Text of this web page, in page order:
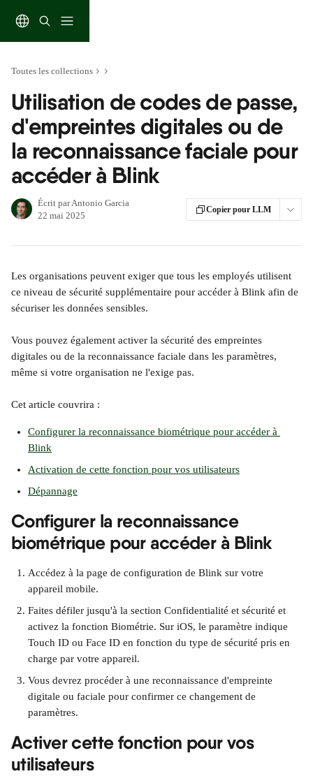
Toutes les collections
Utilisation de codes de passe,
d'empreintes digitales ou de
la reconnaissance faciale pour
accéder à Blink
Écrit parAntonio Garcia
22 mai 2025
Copier pour LLM
Les organisations peuvent exiger que tous les employés utilisent
ce niveau de sécurité supplémentaire pour accéder à Blink afin de
sécuriser les données sensibles.
Vous pouvez également activer la sécurité des empreintes
digitales ou de la reconnaissance faciale dans les paramètres,
même si votre organisation ne l'exige pas.
Cet article couvrira :
Configurer la reconnaissance biométrique pour accéder à
Blink
Activation de cette fonction pour vos utilisateurs
Dépannage
Configurer la reconnaissance
biométrique pour accéder à Blink
Accédez à la page de configuration de Blink sur votre
appareil mobile.
Faites défiler jusqu'à la section Confidentialité et sécurité et
activez la fonction Biométrie. Sur iOS, le paramètre indique
Touch ID ou Face ID en fonction du type de sécurité pris en
charge par votre appareil.
Vous devrez procéder à une reconnaissance d'empreinte
digitale ou faciale pour confirmer ce changement de
paramètres.
Activer cette fonction pour vos
utilisateurs